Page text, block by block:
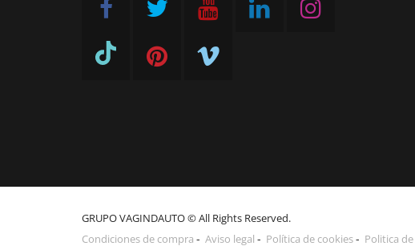
GRUPO VAGINDAUTO © All Rights Reserved.
Condiciones de compra
Aviso legal Política de cookies Politica